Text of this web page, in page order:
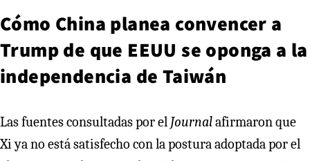
Cómo China planea convencer a
Trump de que EEUU se oponga a la
independencia de Taiwán
Las fuentes consultadas por el Journalafirmaron que
Xi ya no está satisfecho con la postura adoptada por el